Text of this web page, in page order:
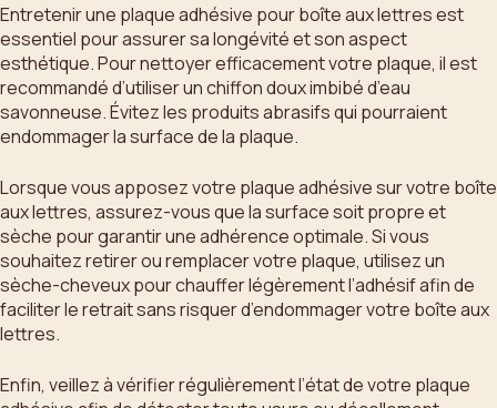
Entretenir une plaque adhésive pour boîte aux lettres est
essentiel pour assurer sa longévité et son aspect
esthétique. Pour nettoyer efficacement votre plaque, il est
recommandé d’utiliser un chiffon doux imbibé d’eau
savonneuse. Évitez les produits abrasifs qui pourraient
endommager la surface de la plaque.
Lorsque vous apposez votre plaque adhésive sur votre boîte
aux lettres, assurez-vous que la surface soit propre et
sèche pour garantir une adhérence optimale. Si vous
souhaitez retirer ou remplacer votre plaque, utilisez un
sèche-cheveux pour chauffer légèrement l’adhésif afin de
faciliter le retrait sans risquer d’endommager votre boîte aux
lettres.
Enfin, veillez à vérifier régulièrement l’état de votre plaque